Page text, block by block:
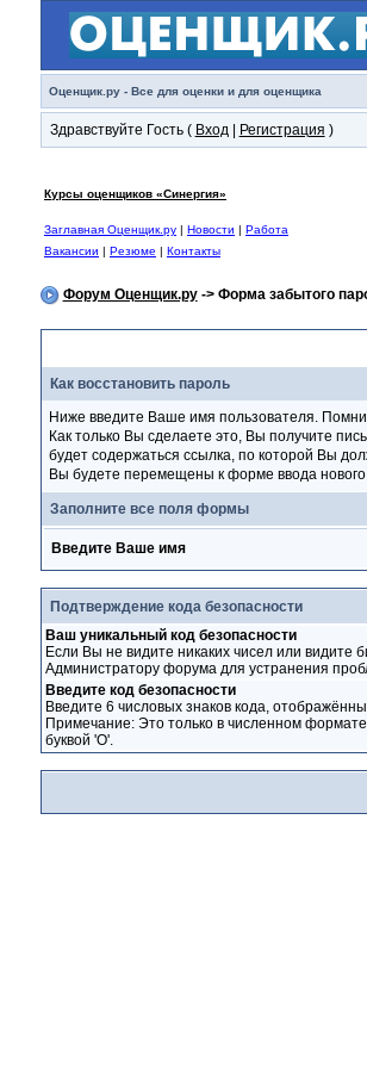
Оценщик.ру - Все для оценки и для оценщика
Здравствуйте Гость ( Вход| Регистрация )
Курсы оценщиков «Синергия»
Заглавная Оценщик.ру| Новости | Работа
Вакансии | Резюме | Контакты
Форум Оценщик.ру-> Форма забытого
Как восстановить пароль
Ниже введите Ваше имя пользователя.
Как только Вы сделаете это, Вы получите
будет содержаться ссылка, по которой Вы
Вы будете перемещены к форме ввода
Заполните все поля формы
Введите Ваше имя
Подтверждение кода безопасности
Ваш уникальный код безопасности
Если Вы не видите никаких чисел или видите
Администратору форума для устранения
Введите код безопасности
Введите 6 числовых знаков кода,
Примечание: Это только в численном
буквой 'O'.